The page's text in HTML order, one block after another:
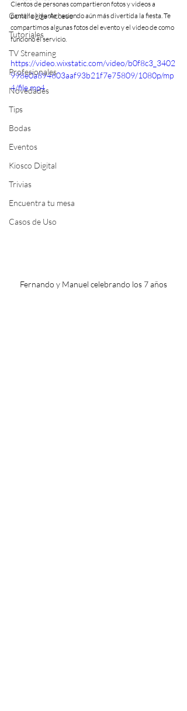
Control de Acceso
Tutoriales
TV Streaming
Profesionales
Novedades
Tips
Bodas
Eventos
Kiosco Digital
Trivias
Encuentra tu mesa
Casos de Uso
Cientos de personas compartieron fotos y videos a
pantalla gigante haciendo aún más divertida la fiesta. Te
compartimos algunas fotos del evento y el video de como
funcionó el servicio.
https://video.wixstatic.com/video/b0f8c3_3402
998e0a894603aaf93b21f7e75809/1080p/mp
4/file.mp4
Fernando y Manuel celebrando los 7 años